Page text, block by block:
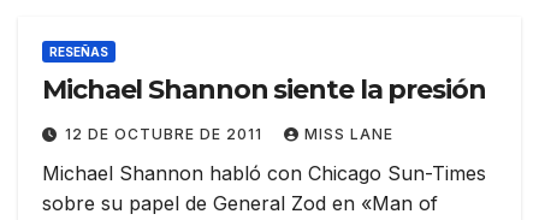
RESEÑAS
Michael Shannon siente la presión
12 DE OCTUBRE DE 2011 MISS LANE
Michael Shannon habló con Chicago Sun-Times
sobre su papel de General Zod en «Man of